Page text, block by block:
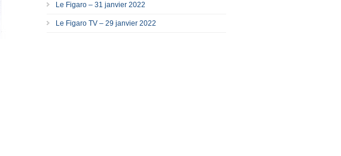
Le Figaro – 31 janvier 2022
Le Figaro TV – 29 janvier 2022